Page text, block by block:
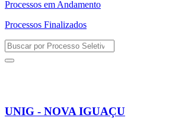
Processos em Andamento
Processos Finalizados
UNIG - NOVA IGUAÇU